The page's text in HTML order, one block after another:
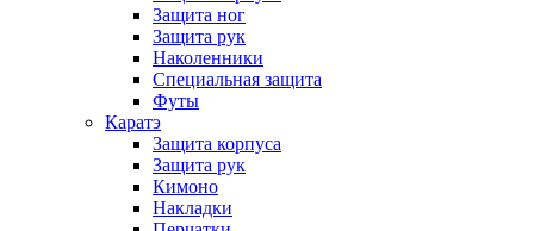
Защита ног
Защита рук
Наколенники
Специальная защита
Футы
Каратэ
Защита корпуса
Защита рук
Кимоно
Накладки